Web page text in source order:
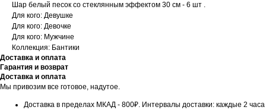
Шар белый песок со стеклянным эффектом 30 см - 6 шт .
Для кого: Девушке
Для кого: Девочке
Для кого: Мужчине
Коллекция: Бантики
Доставка и оплата
Гарантия и возврат
Доставка и оплата
Мы привозим все готовое, надутое.
Доставка в пределах МКАД - 800₽. Интервалы доставки: каждые 2 часа